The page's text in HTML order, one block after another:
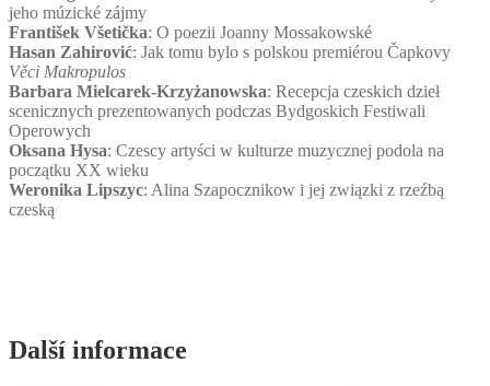
jeho múzické zájmy
František Všetička: O poezii Joanny Mossakowské
Hasan Zahirović: Jak tomu bylo s polskou premiérou Čapkovy
Věci Makropulos
Barbara Mielcarek-Krzyżanowska: Recepcja czeskich dzieł
scenicznych prezentowanych podczas Bydgoskich Festiwali
Operowych
Oksana Hysa: Czescy artyści w kulturze muzycznej podola na
początku XX wieku
Weronika Lipszyc: Alina Szapocznikow i jej związki z rzeźbą
czeską
Další informace